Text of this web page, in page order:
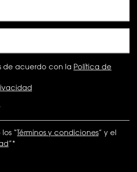
de acuerdo con la Política de
“ Términos y condiciones ” y el
*